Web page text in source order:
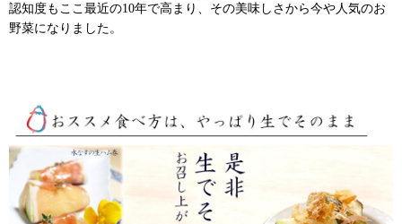
認知度もここ最近の10年で高まり、その美味しさから今や人気のお
野菜になりました。